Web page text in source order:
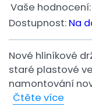
Vaše hodnocení:
Dostupnost: Na
Nové hliníkové
staré plastové
namontování
Čtěte více